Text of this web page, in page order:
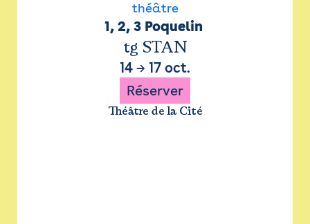
théâtre
1, 2, 3 Poquelin
tg STAN
14 → 17 oct.
Réserver
Théâtre de la Cité